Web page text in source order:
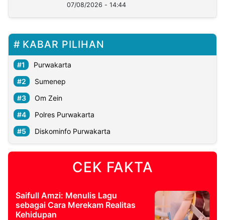
07/08/2026 - 14:44
KABAR PILIHAN
Purwakarta
Sumenep
Om Zein
Polres Purwakarta
Diskominfo Purwakarta
CEK FAKTA
Saifull Amzi: Menulis Lagu
sebagai Cara Merekam Realitas
Kehidupan